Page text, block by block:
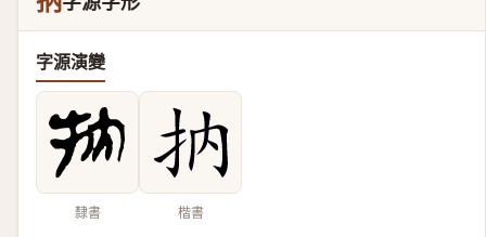
字源演變
隸書 楷書